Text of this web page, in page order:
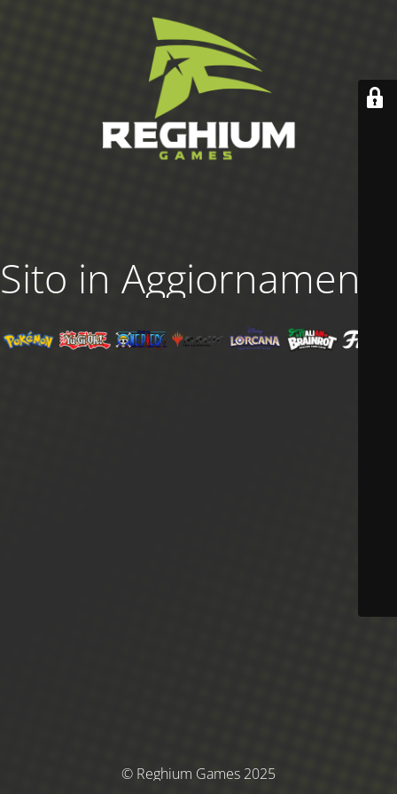
Sito in Aggiornamento
© Reghium Games 2025